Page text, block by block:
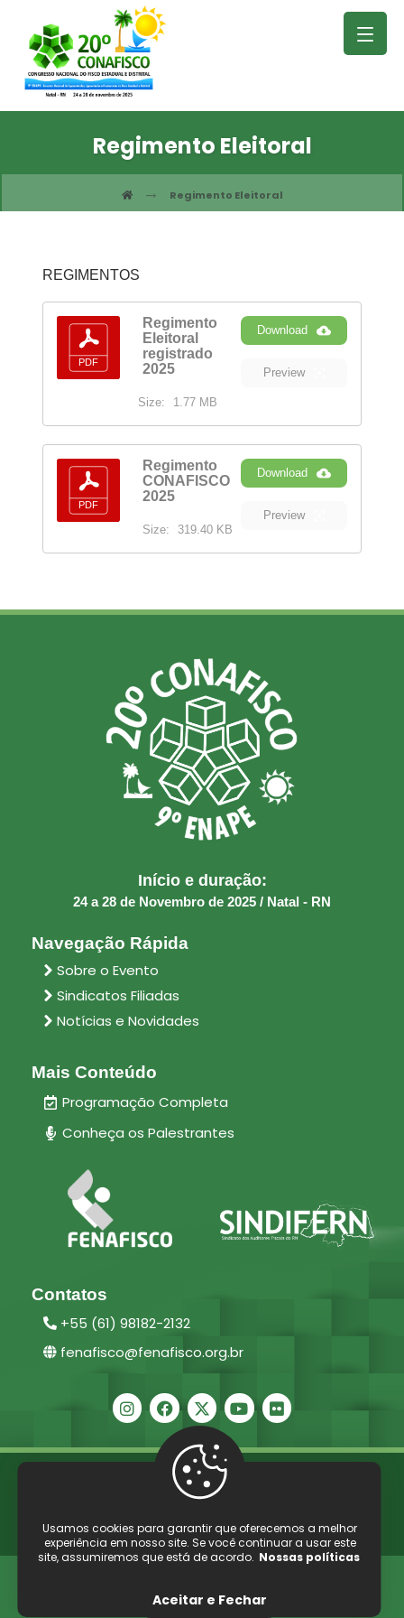
Regimento Eleitoral
Regimento Eleitoral
REGIMENTOS
Regimento
Eleitoral
registrado
2025
Size: 1.77 MB
Download
Preview
Regimento
CONAFISCO
2025
Size: 319.40 KB
Download
Preview
Início e duração:
24 a 28 de Novembro de 2025 / Natal - RN
Navegação Rápida
Sobre o Evento
Sindicatos Filiadas
Notícias e Novidades
Mais Conteúdo
Programação Completa
Conheça os Palestrantes
Contatos
+55 (61) 98182-2132
fenafisco@fenafisco.org.br
Fenafisco –Direitos reservados.
/Termos e Condições de Uso
Powered byWebDesignBrasil
Programação
Usamos cookies para garantir que oferecemos a melhor
experiência em nosso site. Se você continuar a usar este
site, assumiremos que está de acordo. Nossas políticas
Aceitar e Fechar